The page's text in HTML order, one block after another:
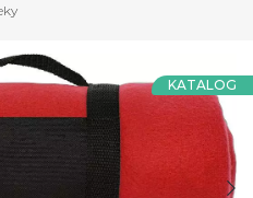
KATALOG